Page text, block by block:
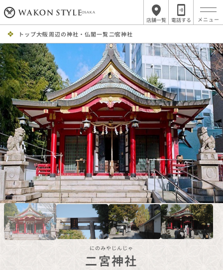
OSAKA
店舗一覧 電話する
トップ大阪周辺の神社・仏閣一覧二宮神社
にのみやじんじゃ
二宮神社